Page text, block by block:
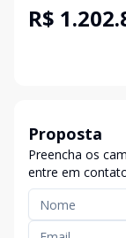
R$
Proposta
Preencha os
entre em